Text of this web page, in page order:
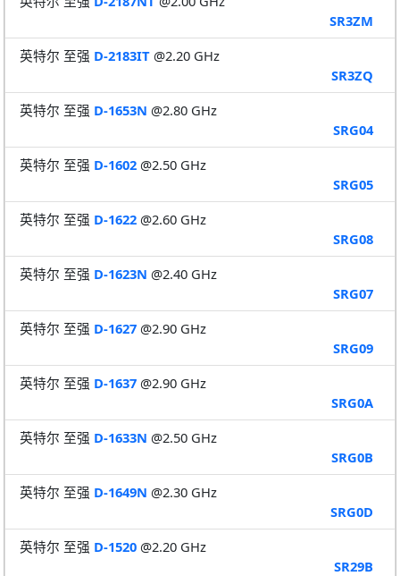
SR3ZM
英特尔 至强 D-2183IT @2.20 GHz
SR3ZQ
英特尔 至强 D-1653N @2.80 GHz
SRG04
英特尔 至强 D-1602 @2.50 GHz
SRG05
英特尔 至强 D-1622 @2.60 GHz
SRG08
英特尔 至强 D-1623N @2.40 GHz
SRG07
英特尔 至强 D-1627 @2.90 GHz
SRG09
英特尔 至强 D-1637 @2.90 GHz
SRG0A
英特尔 至强 D-1633N @2.50 GHz
SRG0B
英特尔 至强 D-1649N @2.30 GHz
SRG0D
英特尔 至强 D-1520 @2.20 GHz
SR29B